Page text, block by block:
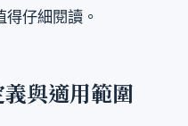
仔細閱讀。
與適用範圍